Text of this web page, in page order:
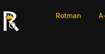
Rotman